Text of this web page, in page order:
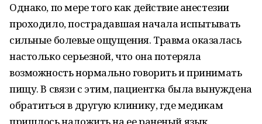
Однако, по мере того как действие анестезии
проходило, пострадавшая начала испытывать
сильные болевые ощущения. Травма оказалась
настолько серьезной, что она потеряла
возможность нормально говорить и принимать
пищу. В связи с этим, пациентка была вынуждена
обратиться в другую клинику, где медикам